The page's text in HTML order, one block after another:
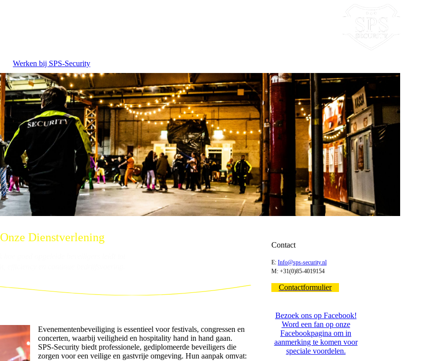
Werken bij SPS-Security
Onze Dienstverlening
Evenementenbeveiliging is essentieel voor festivals, congressen en
concerten, waarbij veiligheid en hospitality hand in hand gaan.
SPS-Security biedt professionele, gediplomeerde beveiligers die
zorgen voor een veilige en gastvrije omgeving. Hun aanpak omvat:
Contact
E: Info@sps-security.nl
M: +31(0)85-4019154
Contactformulier
Bezoek ons op Facebook!
Word een fan op onze
Facebookpagina om in
aanmerking te komen voor
speciale voordelen.